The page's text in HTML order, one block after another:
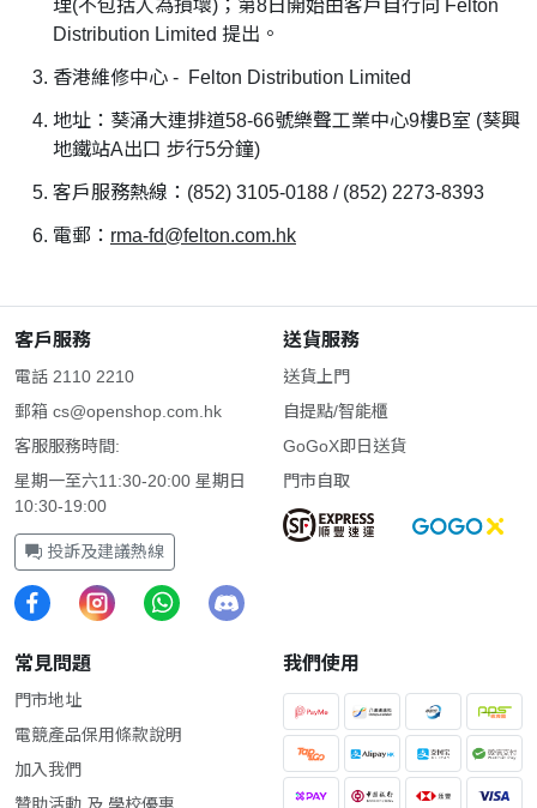
理(不包括人為損壞)；第8日開始由客戶自行向 Felton
Distribution Limited 提出。
香港維修中心 - Felton Distribution Limited
地址：葵涌大連排道58-66號樂聲工業中心9樓B室 (葵興
地鐵站A出口 步行5分鐘)
客戶服務熱線：(852) 3105-0188 / (852) 2273-8393
電郵： rma-fd@felton.com.hk
客戶服務
電話 2110 2210
郵箱 cs@openshop.com.hk
客服服務時間:
星期一至六11:30-20:00 星期日
10:30-19:00
投訴及建議熱線
送貨服務
送貨上門
自提點/智能櫃
GoGoX即日送貨
門市自取
常見問題
門市地址
電競產品保用條款說明
加入我們
我們使用